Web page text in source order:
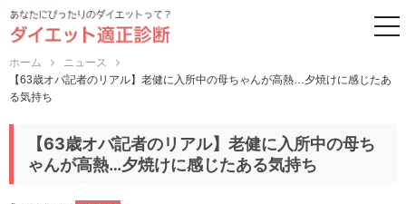
ホーム
ニュース
【63歳オバ記者のリアル】老健に入所中の母ちゃんが高熱…夕焼けに感じたあ
る気持ち
【63歳オバ記者のリアル】老健に入所中の母ち
ゃんが高熱…夕焼けに感じたある気持ち